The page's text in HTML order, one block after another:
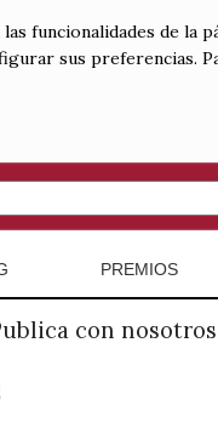
funcionalidades de la
sus preferencias.
PREMIOS
con nosotros